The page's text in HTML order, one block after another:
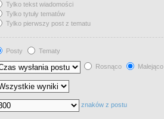
Tylko tekst wiadomości
Tylko tytuły tematów
Tylko pierwszy post z tematu
Posty
Tematy
Rosnąco Malejąco
znaków z postu